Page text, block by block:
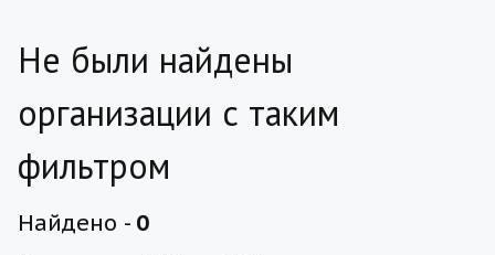
Не были найдены
организации с таким
фильтром
Найдено - 0